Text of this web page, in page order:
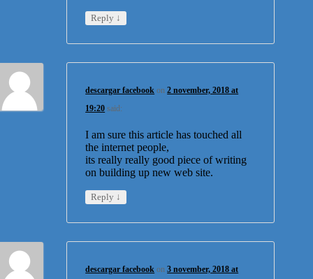
Reply ↓
descargar facebook on2 november, 2018 at
19:20 said:
I am sure this article has touched all
the internet people,
its really really good piece of writing
on building up new web site.
Reply ↓
descargar facebook on3 november, 2018 at